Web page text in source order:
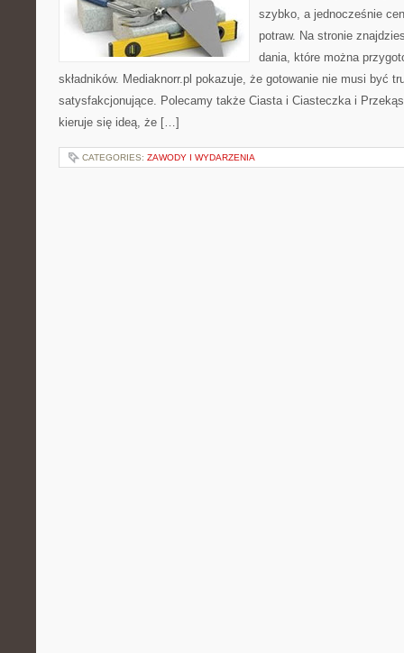
szybko, a jednocześnie
potraw. Na stronie
dania, które można
składników. Mediaknorr.pl pokazuje, że gotowanie nie musi być
satysfakcjonujące. Polecamy także Ciasta i Ciasteczka i
kieruje się ideą, że […]
CATEGORIES: ZAWODY I WYDARZENIA